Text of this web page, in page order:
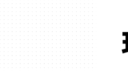
喜んでいた
る３つの理